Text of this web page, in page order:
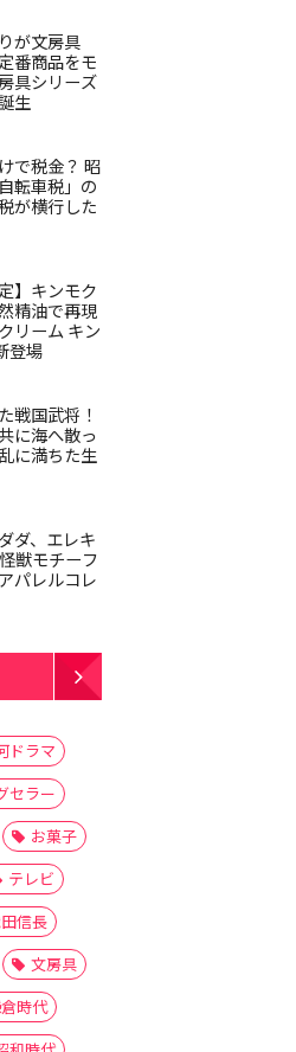
が文房具
番商品をモ
具シリーズ
生
で税金？ 昭
転車税」の
が横行した
】キンモク
精油で再現
リーム キン
登場
戦国武将！
に海へ散っ
に満ちた生
ダ、エレキ
獣モチーフ
パレルコレ
ドラマ
セラー
お菓子
テレビ
信長
文房具
時代